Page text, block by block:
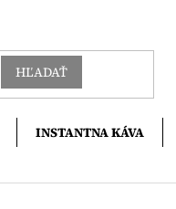
HĽADAŤ
INSTANTNA KÁVA